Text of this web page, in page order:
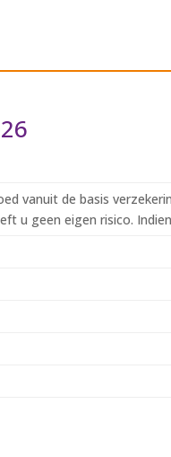
vanuit de basis
u geen eigen risico.